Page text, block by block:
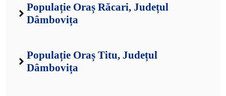
Populație Oraș Răcari, Județul
Dâmbovița
Populație Oraș Titu, Județul
Dâmbovița